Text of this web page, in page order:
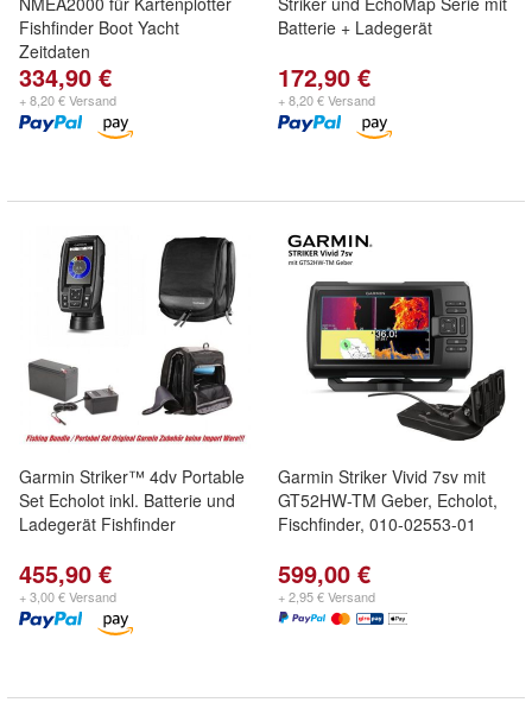
Fishfinder Boot Yacht
Zeitdaten
334,90 €
+ 8,20 € Versand
Batterie + Ladegerät
172,90 €
+ 8,20 € Versand
Garmin Striker™ 4dv Portable
Set Echolot inkl. Batterie und
Ladegerät Fishfinder
455,90 €
+ 3,00 € Versand
Garmin Striker Vivid 7sv mit
GT52HW-TM Geber, Echolot,
Fischfinder, 010-02553-01
599,00 €
+ 2,95 € Versand